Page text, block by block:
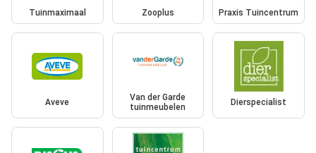
Tuinmaximaal Zooplus Praxis Tuincentrum
Aveve
Van der Garde
tuinmeubelen
Dierspecialist